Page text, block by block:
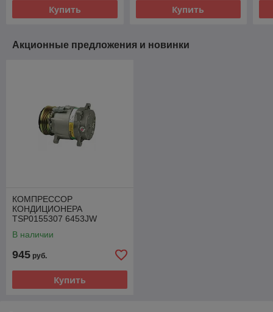
Купить Купить
Акционные предложения и новинки
КОМПРЕССОР
КОНДИЦИОНЕРА
TSP0155307 6453JW
PEUGEOT 2.0 HDI
В наличии
945 руб.
Купить